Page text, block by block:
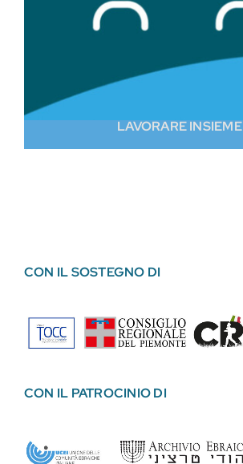
LAVORARE INSIEME
CON IL SOSTEGNO DI
CON IL PATROCINIO DI